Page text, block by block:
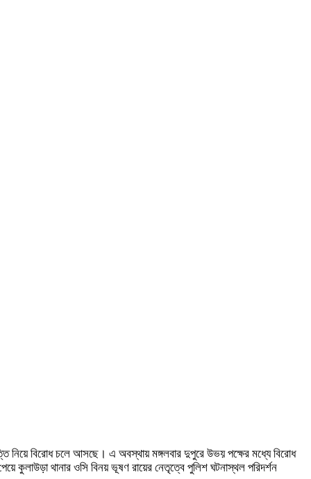
নিয়ে বিরোধ চলে আসছে। এ অবস্থায় মঙ্গলবার দুপুরে উভয় পক্ষের মধ্যে বিরোধ
কুলাউড়া থানার ওসি বিনয় ভূষণ রায়ের নেতৃত্বে পুলিশ ঘটনাস্থল পরিদর্শন